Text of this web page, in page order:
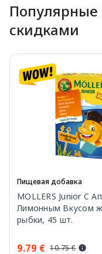
Популярные
скидками
Пищевая добавка
MOLLERS Junior C
Лимонным Вкусом
рыбки, 45 шт.
9.79 € 10.75 €